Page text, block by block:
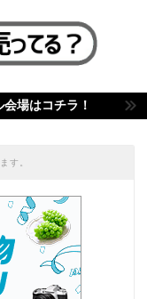
場はコチラ！
す。